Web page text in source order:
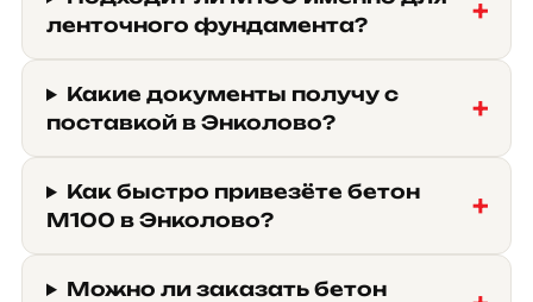
ленточного фундамента?
Какие документы получу с
поставкой в Энколово?
Как быстро привезёте бетон
М100 в Энколово?
Можно ли заказать бетон